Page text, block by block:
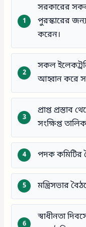
সরকারের
পুরস্কারের জন্য
করেন।
সকল
আহ্বান করে
প্রাপ্ত প্রস্তাব
সংক্ষিপ্ত
পদক কমিটির
মন্ত্রিসভার
স্বাধীনতা